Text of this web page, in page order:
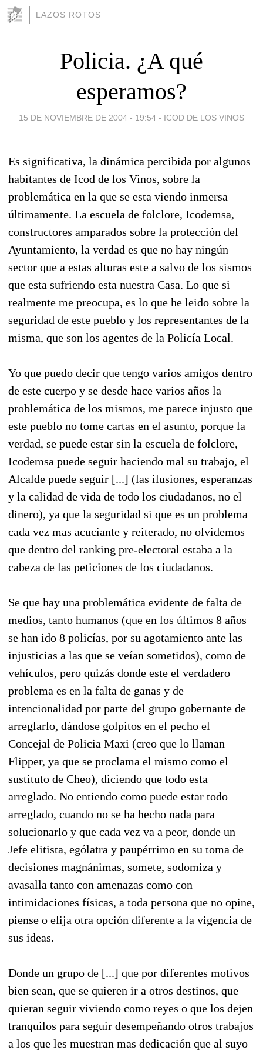
LAZOS ROTOS
Policia. ¿A qué
esperamos?
15 DE NOVIEMBRE DE 2004 - 19:54 - ICOD DE LOS VINOS
Es significativa, la dinámica percibida por algunos
habitantes de Icod de los Vinos, sobre la
problemática en la que se esta viendo inmersa
últimamente. La escuela de folclore, Icodemsa,
constructores amparados sobre la protección del
Ayuntamiento, la verdad es que no hay ningún
sector que a estas alturas este a salvo de los sismos
que esta sufriendo esta nuestra Casa. Lo que si
realmente me preocupa, es lo que he leido sobre la
seguridad de este pueblo y los representantes de la
misma, que son los agentes de la Policía Local.
Yo que puedo decir que tengo varios amigos dentro
de este cuerpo y se desde hace varios años la
problemática de los mismos, me parece injusto que
este pueblo no tome cartas en el asunto, porque la
verdad, se puede estar sin la escuela de folclore,
Icodemsa puede seguir haciendo mal su trabajo, el
Alcalde puede seguir [...] (las ilusiones, esperanzas
y la calidad de vida de todo los ciudadanos, no el
dinero), ya que la seguridad si que es un problema
cada vez mas acuciante y reiterado, no olvidemos
que dentro del ranking pre-electoral estaba a la
cabeza de las peticiones de los ciudadanos.
Se que hay una problemática evidente de falta de
medios, tanto humanos (que en los últimos 8 años
se han ido 8 policías, por su agotamiento ante las
injusticias a las que se veían sometidos), como de
vehículos, pero quizás donde este el verdadero
problema es en la falta de ganas y de
intencionalidad por parte del grupo gobernante de
arreglarlo, dándose golpitos en el pecho el
Concejal de Policia Maxi (creo que lo llaman
Flipper, ya que se proclama el mismo como el
sustituto de Cheo), diciendo que todo esta
arreglado. No entiendo como puede estar todo
arreglado, cuando no se ha hecho nada para
solucionarlo y que cada vez va a peor, donde un
Jefe elitista, ególatra y paupérrimo en su toma de
decisiones magnánimas, somete, sodomiza y
avasalla tanto con amenazas como con
intimidaciones físicas, a toda persona que no opine,
piense o elija otra opción diferente a la vigencia de
sus ideas.
Donde un grupo de [...] que por diferentes motivos
bien sean, que se quieren ir a otros destinos, que
quieran seguir viviendo como reyes o que los dejen
tranquilos para seguir desempeñando otros trabajos
a los que les muestran mas dedicación que al suyo